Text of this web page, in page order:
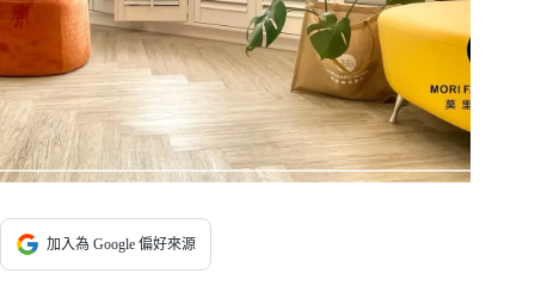
加入為 Google 偏好來源